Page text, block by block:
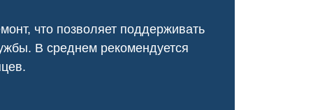
Чумка у щенка
что позволяет поддерживать
В среднем рекомендуется